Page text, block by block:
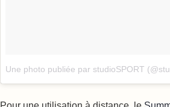
Une photo publiée par studioSPORT